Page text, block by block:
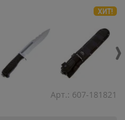
ХИТ!
Арт.: 607-181821